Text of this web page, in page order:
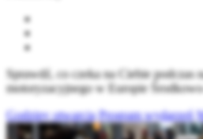
Sprawdź, co czeka na Ciebie podczas
motoryzacyjnego w Europie
Godziny otwarcia Program wydarzeń